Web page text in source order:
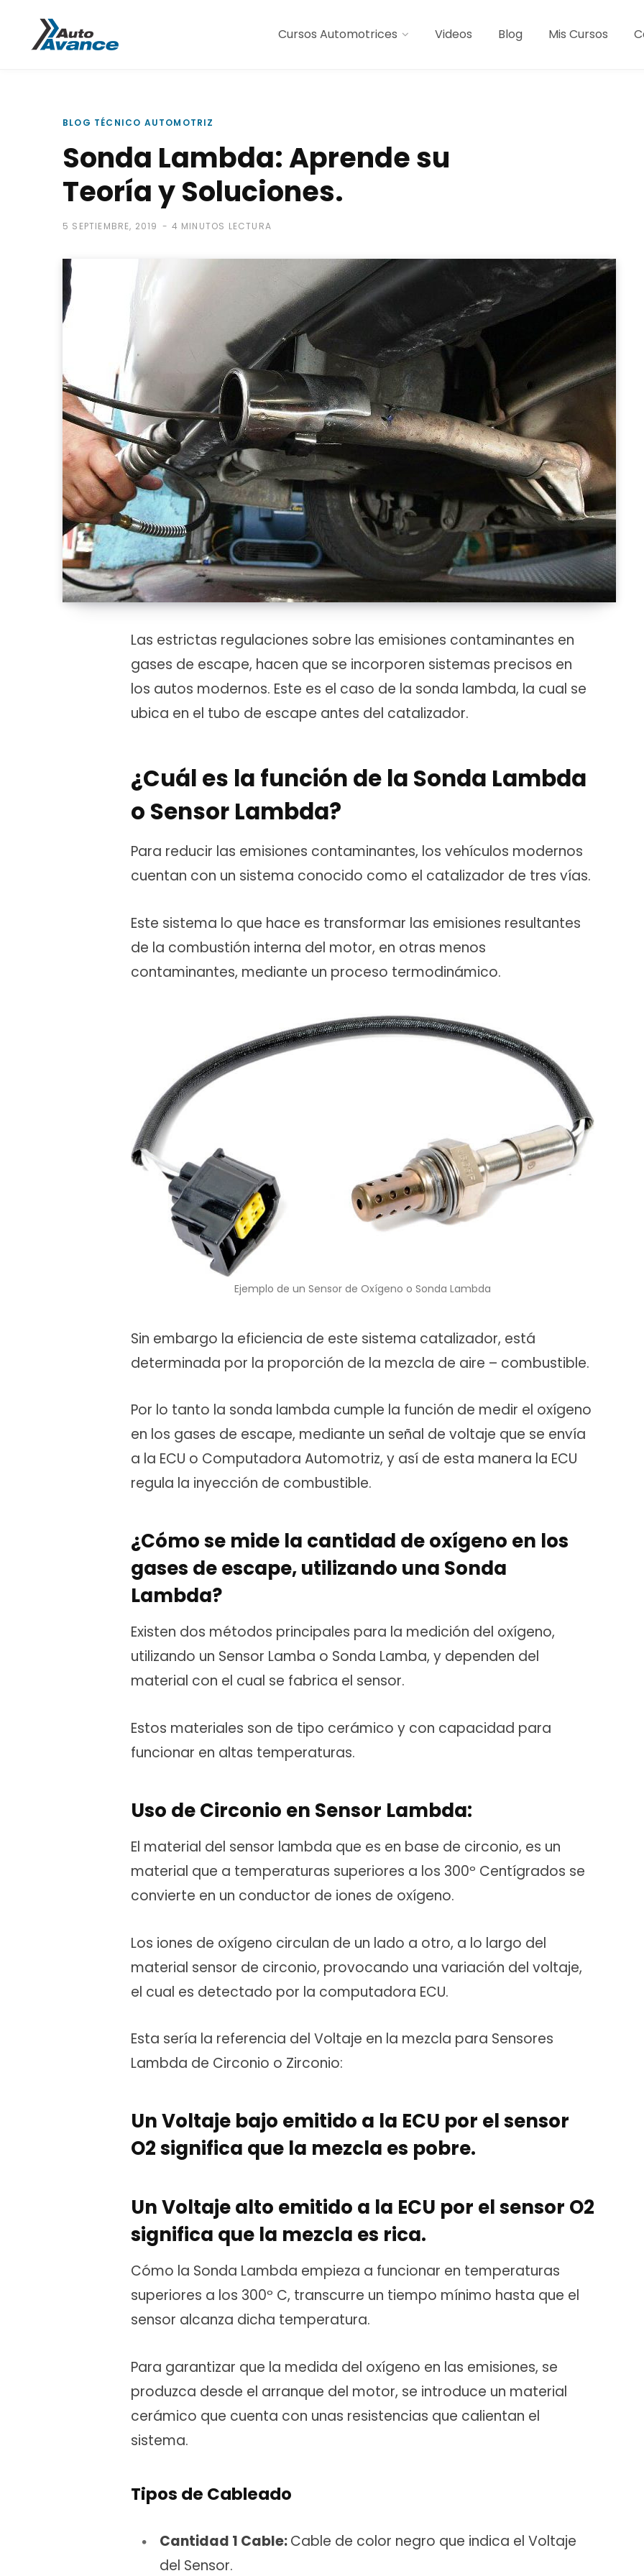
Cursos Automotrices Videos Blog Mis Cursos
BLOG TÉCNICO AUTOMOTRIZ
Sonda Lambda: Aprende su
Teoría y Soluciones.
5 SEPTIEMBRE, 2019 4 MINUTOS LECTURA
Las estrictas regulaciones sobre las emisiones contaminantes en
gases de escape, hacen que se incorporen sistemas precisos en
los autos modernos. Este es el caso de la sonda lambda, la cual se
ubica en el tubo de escape antes del catalizador.
¿Cuál es la función de la Sonda Lambda
o Sensor Lambda?
Para reducir las emisiones contaminantes, los vehículos modernos
cuentan con un sistema conocido como el catalizador de tres vías.
Este sistema lo que hace es transformar las emisiones resultantes
de la combustión interna del motor, en otras menos
contaminantes, mediante un proceso termodinámico.
Ejemplo de un Sensor de Oxígeno o Sonda Lambda
Sin embargo la eficiencia de este sistema catalizador, está
determinada por la proporción de la mezcla de aire – combustible.
Por lo tanto la sonda lambda cumple la función de medir el oxígeno
en los gases de escape, mediante un señal de voltaje que se envía
a la ECU o Computadora Automotriz, y así de esta manera la ECU
regula la inyección de combustible.
¿Cómo se mide la cantidad de oxígeno en los
gases de escape, utilizando una Sonda
Lambda?
Existen dos métodos principales para la medición del oxígeno,
utilizando un Sensor Lamba o Sonda Lamba, y dependen del
material con el cual se fabrica el sensor.
Estos materiales son de tipo cerámico y con capacidad para
funcionar en altas temperaturas.
Uso de Circonio en Sensor Lambda:
El material del sensor lambda que es en base de circonio, es un
material que a temperaturas superiores a los 300º Centígrados se
convierte en un conductor de iones de oxígeno.
Los iones de oxígeno circulan de un lado a otro, a lo largo del
material sensor de circonio, provocando una variación del voltaje,
el cual es detectado por la computadora ECU.
Esta sería la referencia del Voltaje en la mezcla para Sensores
Lambda de Circonio o Zirconio:
Un Voltaje bajo emitido a la ECU por el sensor
O2 significa que la mezcla es pobre.
Un Voltaje alto emitido a la ECU por el sensor O2
significa que la mezcla es rica.
Cómo la Sonda Lambda empieza a funcionar en temperaturas
superiores a los 300º C, transcurre un tiempo mínimo hasta que el
sensor alcanza dicha temperatura.
Para garantizar que la medida del oxígeno en las emisiones, se
produzca desde el arranque del motor, se introduce un material
cerámico que cuenta con unas resistencias que calientan el
sistema.
Tipos de Cableado
Cantidad 1 Cable:Cable de color negro que indica el Voltaje
del Sensor.